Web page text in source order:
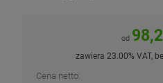
od
zawiera 23.00% VAT,
Cena netto: